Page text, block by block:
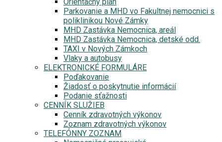
Parkovanie a MHD vo Fakultnej nemocnici s
poliklinikou Nové Zámky
MHD Zastávka Nemocnica, areál
MHD Zastávka Nemocnica, detské odd.
TAXI v Nových Zámkoch
Vlaky a autobusy
ELEKTRONICKÉ FORMULÁRE
Poďakovanie
Žiadosť o poskytnutie informácií
Podanie sťažnosti
CENNÍK SLUŽIEB
Cenník zdravotných výkonov
Zoznam zdravotných výkonov
TELEFÓNNY ZOZNAM